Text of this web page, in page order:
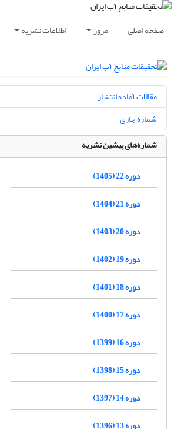
صفحه اصلی مرور اطلاعات نشریه
مقالات آماده انتشار
شماره جاری
شماره‌های پیشین نشریه
دوره 22 (1405)
دوره 21 (1404)
دوره 20 (1403)
دوره 19 (1402)
دوره 18 (1401)
دوره 17 (1400)
دوره 16 (1399)
دوره 15 (1398)
دوره 14 (1397)
دوره 13 (1396)